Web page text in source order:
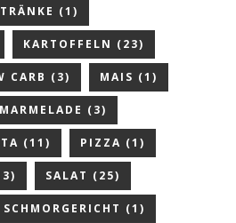
(1)
KARTOFFELN (23)
CARB (3) MAIS (1)
MARMELADE (3)
(11) PIZZA (1)
SALAT (25)
SCHMORGERICHT (1)